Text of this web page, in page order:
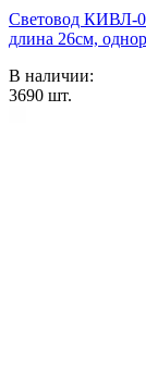
Световод КИВЛ-
длина 26см,
В наличии:
3690 шт.